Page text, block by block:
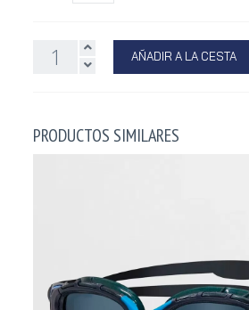
AÑADIR A LA CESTA
PRODUCTOS SIMILARES